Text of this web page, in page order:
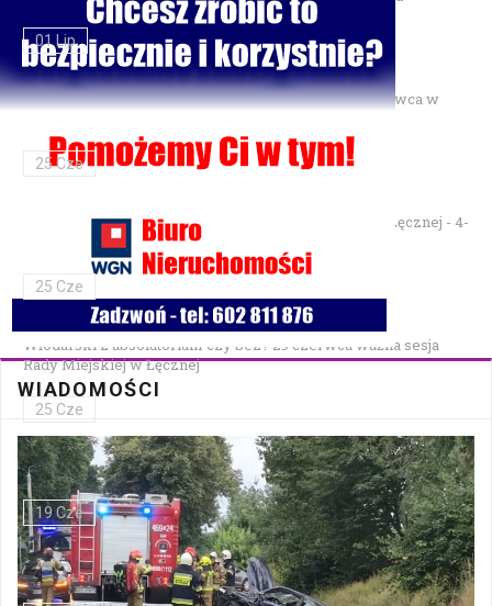
01 Lip
Gminne Zawody Sportowo-Pożarnicze OSP — 28 czerwca w
25 Cze
XXVII Festiwal Kapel Ulicznych i Podwórkowych w Łęcznej - 4-
5 lipca w Parku na Podzamczu
25 Cze
Włodarski z absolutorium czy bez? 29 czerwca ważna sesja
Rady Miejskiej w Łęcznej
25 Cze
Bezpłatna mammografia w Cycowie
19 Cze
Walne Zgromadzenie w SM "Batory" już 19 czerwca w Łęcznej
WIADOMOŚCI